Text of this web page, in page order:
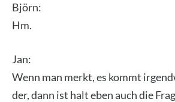
Björn:
Hm.
Jan:
Wenn man merkt, es kommt
der, dann ist halt eben auch die